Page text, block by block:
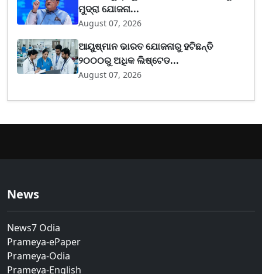
ମୁଦ୍ରା ଯୋଜନା...
August 07, 2026
ଆୟୁଷ୍ମାନ ଭାରତ ଯୋଜନାରୁ ହଟିଛନ୍ତି
୨୦୦୦ରୁ ଅଧିକ ଲିଷ୍ଟେଡ...
August 07, 2026
News
News7 Odia
Prameya-ePaper
Prameya-Odia
Prameya-English